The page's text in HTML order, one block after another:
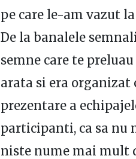
pe care le-am vazut
De la banalele
semne care te
arata si era organizat
prezentare a
participanti, ca sa nu
niste nume mai mult